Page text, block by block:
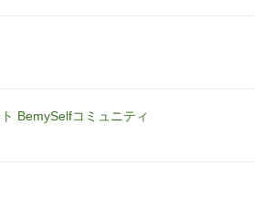
BemySelfコミュニティ